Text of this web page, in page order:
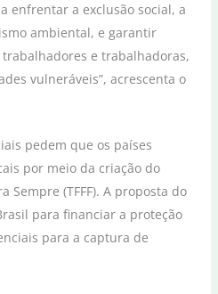
enfrentar a exclusão social, a
ambiental, e garantir
e trabalhadoras,
vulneráveis”, acrescenta o
pedem que os países
por meio da criação do
Sempre (TFFF). A proposta do
para financiar a proteção
para a captura de